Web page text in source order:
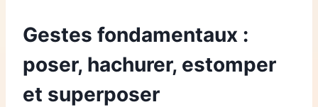
Gestes fondamentaux :
poser, hachurer, estomper
et superposer